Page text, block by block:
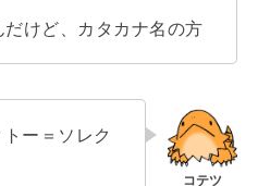
だけど、カタカナ名の方
ー＝ソレク